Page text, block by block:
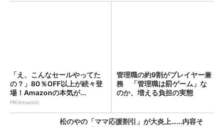
「え、こんなセールやってた
の？」80％OFF以上が続々登
場！Amazonの本気が...
PR(Amazon)
管理職の約9割がプレイヤー兼
務 「管理職は罰ゲーム」な
のか、増える負担の実態
松のやの「ママ応援割引」が大炎上……内容そ